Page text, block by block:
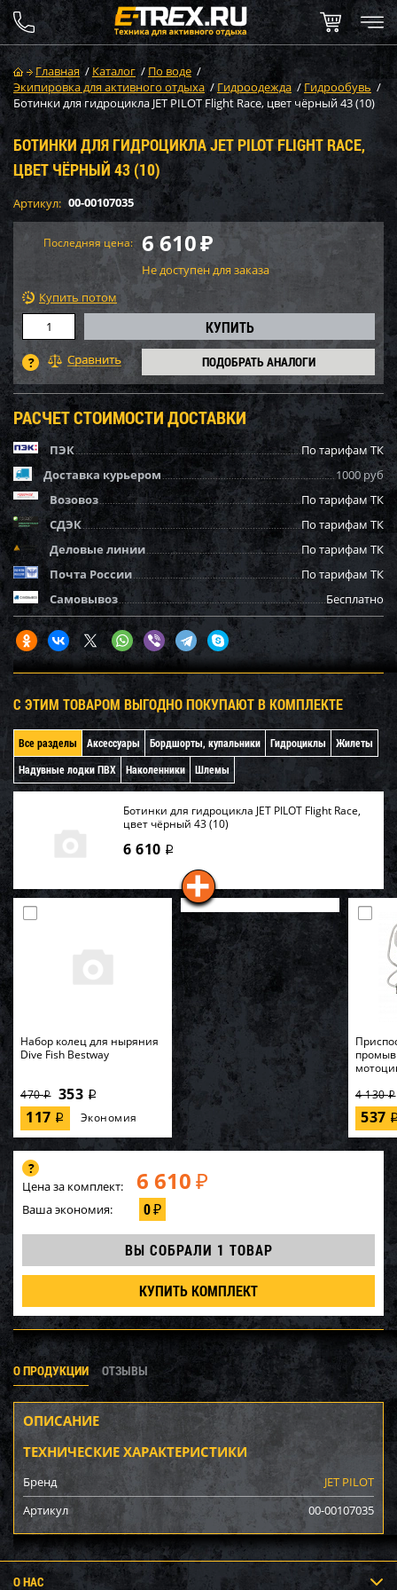
Главная / Каталог / По воде /
Экипировка для активного отдыха / Гидроодежда / Гидрообувь /
Ботинки для гидроцикла JET PILOT Flight Race, цвет чёрный 43 (10)
БОТИНКИ ДЛЯ ГИДРОЦИКЛА JET PILOT FLIGHT RACE,
ЦВЕТ ЧЁРНЫЙ 43 (10)
Артикул: 00-00107035
Последняя цена: 6 610₽
Не доступен для заказа
Купить потом
ПОДОБРАТЬ АНАЛОГИ
РАСЧЕТ СТОИМОСТИ ДОСТАВКИ
ПЭК
По тарифам ТК
Доставка курьером
1000 руб
Возовоз
По тарифам ТК
СДЭК
По тарифам ТК
Деловые линии
По тарифам ТК
Почта России
По тарифам ТК
Самовывоз
Бесплатно
С ЭТИМ ТОВАРОМ ВЫГОДНО ПОКУПАЮТ В КОМПЛЕКТЕ
Все разделы Аксессуары Бордшорты, купальники Гидроциклы
Жилеты
Надувные лодки ПВХ
Наколенники Шлемы
Ботинки для гидроцикла JET PILOT Flight Race,
цвет чёрный 43 (10)
6 610 i
Набор колец для ныряния
Dive Fish Bestway
470i 353 i
117 i Экономия
4 130i
537
Цена за комплект: 6 610 ₽
Ваша экономия: 0₽
ВЫ СОБРАЛИ 1 ТОВАР
КУПИТЬ КОМПЛЕКТ
О ПРОДУКЦИИ ОТЗЫВЫ
ОПИСАНИЕ
ТЕХНИЧЕСКИЕ ХАРАКТЕРИСТИКИ
Бренд
JET PILOT
Артикул
00-00107035
О НАС